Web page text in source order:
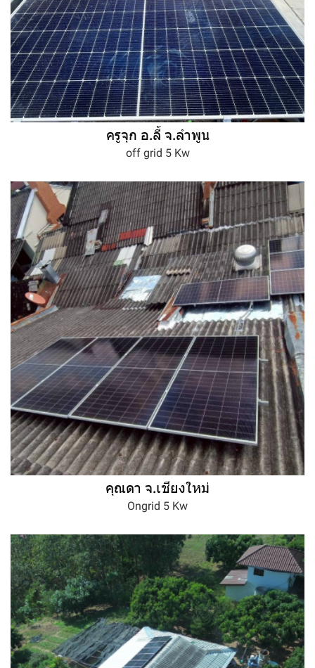
ครูจุก อ.ลี้ จ.ลำพูน
off grid 5 Kw
คุณดา จ.เชียงใหม่
Ongrid 5 Kw